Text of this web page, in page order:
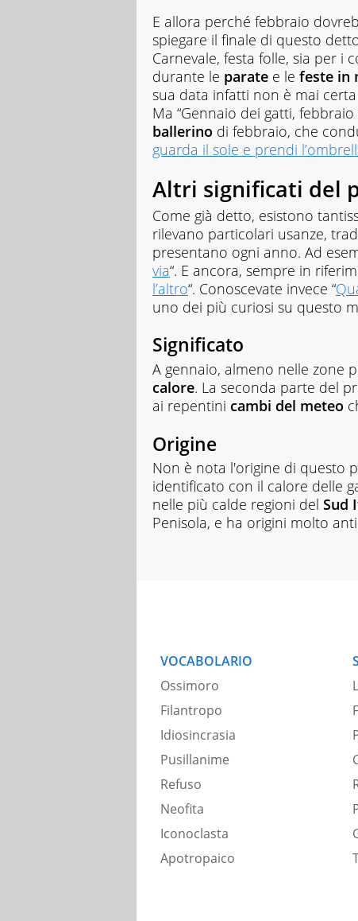
E allora perché febbraio
spiegare il finale di questo
Carnevale, festa folle, sia per i
durante le parate e le feste in
sua data infatti non è mai
Ma “Gennaio dei gatti,
ballerino di febbraio, che
guarda il sole e prendi
Altri significati del
Come già detto, esistono
rilevano particolari usanze,
presentano ogni anno. Ad
via“. E ancora, sempre in
l’altro“. Conoscevate invece “
uno dei più curiosi su questo
Significato
A gennaio, almeno nelle zone
calore. La seconda parte del
ai repentini cambi del meteo
Origine
Non è nota l'origine di questo
identificato con il calore delle
nelle più calde regioni del Sud
Penisola, e ha origini molto
VOCABOLARIO
Ossimoro
Filantropo
Idiosincrasia
Pusillanime
Refuso
Neofita
Iconoclasta
Apotropaico